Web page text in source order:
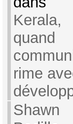
Kerala,
quand
rime
Shawn